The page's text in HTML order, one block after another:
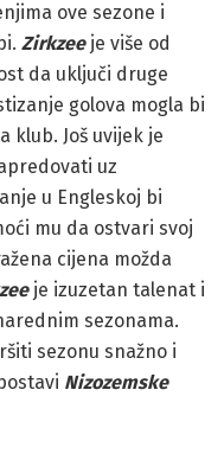
ove sezone i
Zirkzeeje više od
da uključi druge
golova mogla bi
klub. Još uvijek je
uz
u Engleskoj bi
mu da ostvari svoj
cijena možda
je izuzetan talenat i
sezonama.
sezonu snažno i
Nizozemske